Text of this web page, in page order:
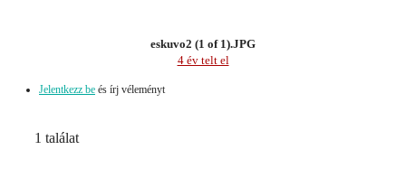
eskuvo2 (1 of 1).JPG
4 év telt el
Jelentkezz be és írj véleményt
1 találat